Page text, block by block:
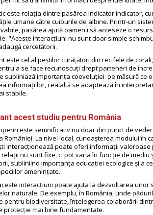
este relația dintre pasărea Indicator indicator,
umane către cuiburile de albine. Printr-un
pasărea ajută oamenii să acceseze o
"Aceste interacțiuni nu sunt doar simple
cercetătorii.
este cel al peștilor curățători din recifele de
a se face recunoscuți drept parteneri de
subliniază importanța coevoluției: pe măsură ce
informațiilor, cealaltă se adaptează în
stabile.
acest studiu pentru România
este semnificativ nu doar din punct de
României. La nivel local, cunoașterea modului în
interacționează poate oferi informații
nu sunt fixe, ci pot varia în funcție de mediu
subliniind importanța educației ecologice și a
amenințate.
interacțiuni poate ajuta la dezvoltarea unor
naturale. De exemplu, în România, unde
pentru biodiversitate, înțelegerea colaborării
protecție mai bine fundamentate.